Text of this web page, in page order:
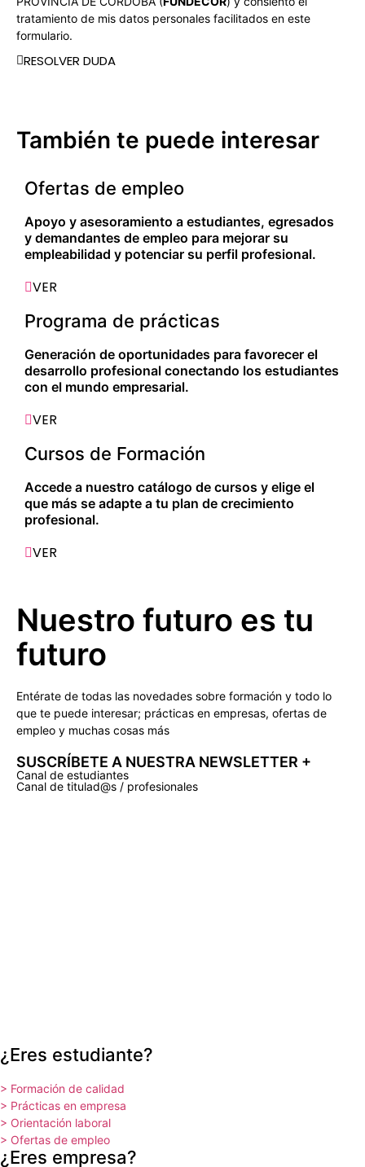
tratamiento de mis datos personales facilitados en este
formulario.
RESOLVER DUDA
También te puede interesar
Ofertas de empleo
Apoyo y asesoramiento a estudiantes, egresados
y demandantes de empleo para mejorar su
empleabilidad y potenciar su perfil profesional.
VER
Programa de prácticas
Generación de oportunidades para favorecer el
desarrollo profesional conectando los estudiantes
con el mundo empresarial.
VER
Cursos de Formación
Accede a nuestro catálogo de cursos y elige el
que más se adapte a tu plan de crecimiento
profesional.
VER
Nuestro futuro es tu
futuro
Entérate de todas las novedades sobre formación y todo lo
que te puede interesar; prácticas en empresas, ofertas de
empleo y muchas cosas más
SUSCRÍBETE A NUESTRA NEWSLETTER +​
Canal de estudiantes
Canal de titulad@s / profesionales
¿Eres estudiante?
> Formación de calidad
> Prácticas en empresa
> Orientación laboral
> Ofertas de empleo
¿Eres empresa?